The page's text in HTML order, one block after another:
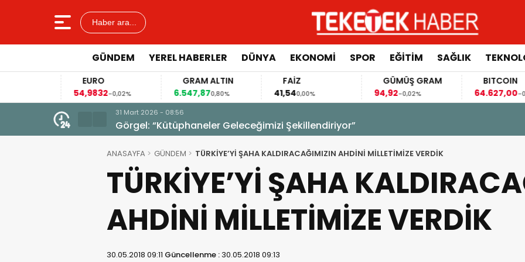
Haber ara...
GÜNDEM YEREL HABERLER DÜNYA EKONOMİ SPOR EĞİTİM SAĞLIK
EURO
54,9832-0,02%
GRAM ALTIN
6.547,870,80%
41,540,00%
GÜMÜŞ GRAM
94,92-0,02%
BITCOIN
64.627,00-0,25%
31 Mart 2026 - 08:56
Görgel: “Kütüphaneler Geleceğimizi Şekillendiriyor”
ANASAYFA GÜNDEM TÜRKİYE’Yİ ŞAHA KALDIRACAĞIMIZIN AHDİNİ MİLLETİMİZE VERDİK
TÜRKİYE’Yİ ŞAHA
AHDİNİ MİLLETİMİZE VERDİK
30.05.2018 09:11 Güncellenme :30.05.2018 09:13